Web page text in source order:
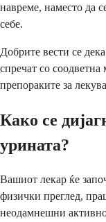
навреме, наместо да
себе.
Добрите вести се
спречат со
препораките за
Како се
урината?
Вашиот лекар ќе
физички преглед,
неодамнешни